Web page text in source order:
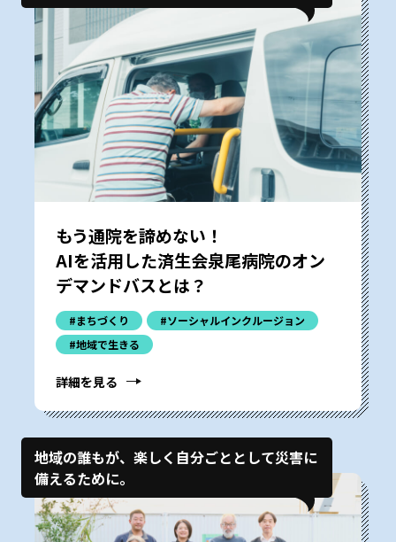
もう通院を諦めない！
AIを活用した済生会泉尾病院のオン
デマンドバスとは？
#まちづくり
#ソーシャルインクルージョン
#地域で生きる
詳細を見る
地域の誰もが、楽しく自分ごととして災害に
備えるために。